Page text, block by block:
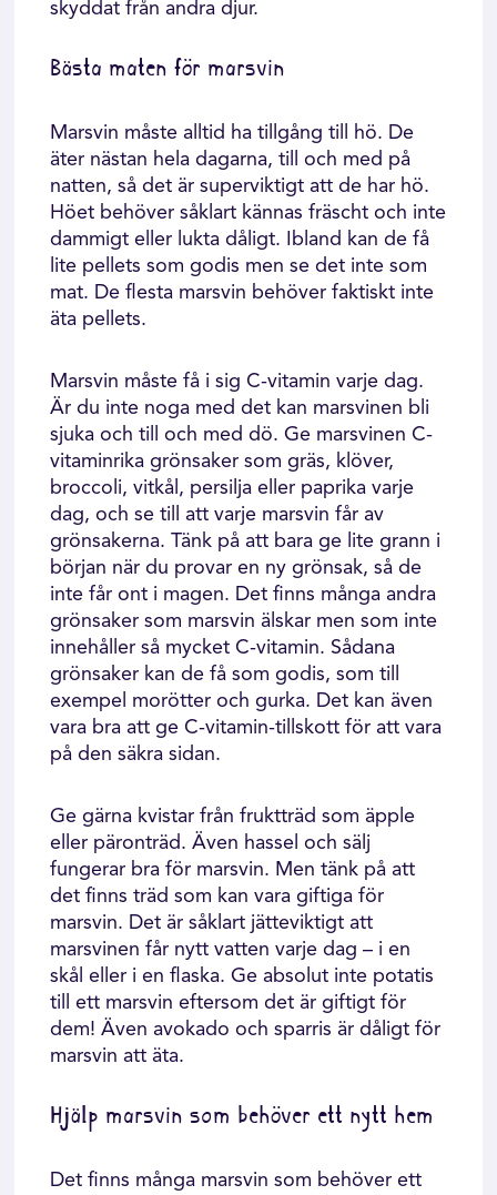
skyddat från andra djur.
Bästa maten för marsvin
Marsvin måste alltid ha tillgång till hö. De
äter nästan hela dagarna, till och med på
natten, så det är superviktigt att de har hö.
Höet behöver såklart kännas fräscht och inte
dammigt eller lukta dåligt. Ibland kan de få
lite pellets som godis men se det inte som
mat. De flesta marsvin behöver faktiskt inte
äta pellets.
Marsvin måste få i sig C-vitamin varje dag.
Är du inte noga med det kan marsvinen bli
sjuka och till och med dö. Ge marsvinen C-
vitaminrika grönsaker som gräs, klöver,
broccoli, vitkål, persilja eller paprika varje
dag, och se till att varje marsvin får av
grönsakerna. Tänk på att bara ge lite grann i
början när du provar en ny grönsak, så de
inte får ont i magen. Det finns många andra
grönsaker som marsvin älskar men som inte
innehåller så mycket C-vitamin. Sådana
grönsaker kan de få som godis, som till
exempel morötter och gurka. Det kan även
vara bra att ge C-vitamin-tillskott för att vara
på den säkra sidan.
Ge gärna kvistar från fruktträd som äpple
eller päronträd. Även hassel och sälj
fungerar bra för marsvin. Men tänk på att
det finns träd som kan vara giftiga för
marsvin. Det är såklart jätteviktigt att
marsvinen får nytt vatten varje dag – i en
skål eller i en flaska. Ge absolut inte potatis
till ett marsvin eftersom det är giftigt för
dem! Även avokado och sparris är dåligt för
marsvin att äta.
Hjälp marsvin som behöver ett nytt hem
Det finns många marsvin som behöver ett